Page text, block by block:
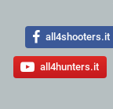
all4shooters.it
all4hunters.it